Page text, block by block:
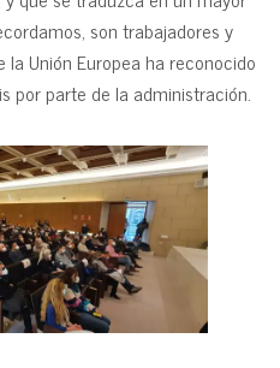
son trabajadores y
Unión Europea ha reconocido
por parte de la administración.